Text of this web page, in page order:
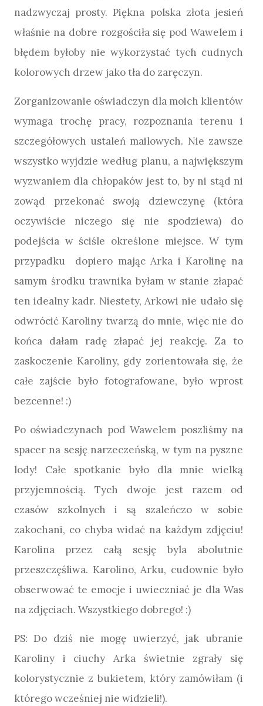
nadzwyczaj prosty. Piękna polska złota jesień
właśnie na dobre rozgościła się pod Wawelem i
błędem byłoby nie wykorzystać tych cudnych
kolorowych drzew jako tła do zaręczyn.
Zorganizowanie oświadczyn dla moich klientów
wymaga trochę pracy, rozpoznania terenu i
szczegółowych ustaleń mailowych. Nie zawsze
wszystko wyjdzie według planu, a największym
wyzwaniem dla chłopaków jest to, by ni stąd ni
zowąd przekonać swoją dziewczynę (która
oczywiście niczego się nie spodziewa) do
podejścia w ściśle określone miejsce. W tym
przypadku dopiero mając Arka i Karolinę na
samym środku trawnika byłam w stanie złapać
ten idealny kadr. Niestety, Arkowi nie udało się
odwrócić Karoliny twarzą do mnie, więc nie do
końca dałam radę złapać jej reakcję. Za to
zaskoczenie Karoliny, gdy zorientowała się, że
całe zajście było fotografowane, było wprost
bezcenne! :)
Po oświadczynach pod Wawelem poszliśmy na
spacer na sesję narzeczeńską, w tym na pyszne
lody! Całe spotkanie było dla mnie wielką
przyjemnością. Tych dwoje jest razem od
czasów szkolnych i są szaleńczo w sobie
zakochani, co chyba widać na każdym zdjęciu!
Karolina przez całą sesję byla abolutnie
przeszczęśliwa. Karolino, Arku, cudownie było
obserwować te emocje i uwieczniać je dla Was
na zdjęciach. Wszystkiego dobrego! :)
PS: Do dziś nie mogę uwierzyć, jak ubranie
Karoliny i ciuchy Arka świetnie zgrały się
kolorystycznie z bukietem, który zamówiłam (i
którego wcześniej nie widzieli!).